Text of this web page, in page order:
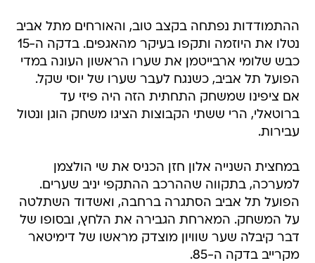
ההתמודדות נפתחה בקצב טוב, והאורחים מתל אביב
נטלו את היוזמה ותקפו בעיקר מהאגפים. בדקה ה-15
כבש שלומי ארבייטמן את שערו הראשון העונה במדי
הפועל תל אביב, כשנגח לעבר שערו של יוסי שקל.
אם ציפינו שמשחק התחתית הזה היה פיזי עד
ברוטאלי, הרי ששתי הקבוצות הציגו משחק הוגן ונטול
עבירות.
במחצית השנייה אלון חזן הכניס את שי הולצמן
למערכה, בתקווה שההרכב ההתקפי יניב שערים.
הפועל תל אביב הסתגרה ברחבה, ואשדוד השתלטה
על המשחק. המארחת הגבירה את הלחץ, ובסופו של
דבר קיבלה שער שוויון מוצדק מראשו של דימיטאר
מקרייב בדקה ה-85.